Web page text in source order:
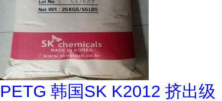
PETG 韩国SK K2012 挤出级